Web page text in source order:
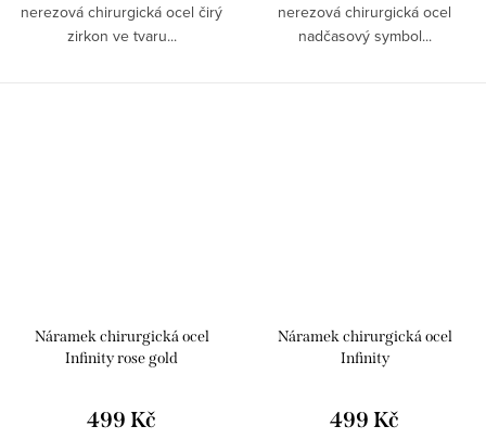
nerezová chirurgická ocel čirý
zirkon ve tvaru...
nerezová chirurgická ocel
nadčasový symbol...
Náramek chirurgická ocel
Infinity rose gold
499 Kč
Náramek chirurgická ocel
Infinity
499 Kč